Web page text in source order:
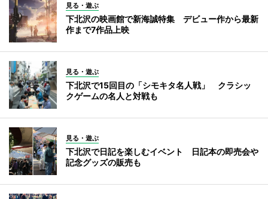
見る・遊ぶ
下北沢の映画館で新海誠特集 デビュー作から最新
作まで7作品上映
見る・遊ぶ
下北沢で15回目の「シモキタ名人戦」 クラシッ
クゲームの名人と対戦も
見る・遊ぶ
下北沢で日記を楽しむイベント 日記本の即売会や
記念グッズの販売も